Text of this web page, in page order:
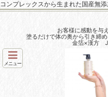
コンプレックスから生まれた国産無
お客様に感動を与
塗るだけで体の奥から引き締
金箔×漢方
メニュー